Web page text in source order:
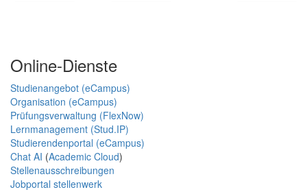
Online-Dienste
Studienangebot (eCampus)
Organisation (eCampus)
Prüfungsverwaltung (FlexNow)
Lernmanagement (Stud.IP)
Studierendenportal (eCampus)
Chat AI (Academic Cloud)
Stellenausschreibungen
Jobportal stellenwerk